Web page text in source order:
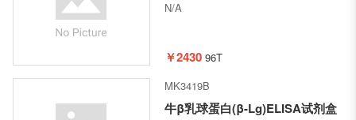
N/A
￥2430 96T
MK3419B
牛β乳球蛋白(β-Lg)ELISA试剂盒